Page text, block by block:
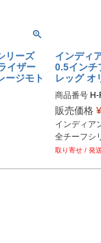
リーズ
イザー
ージモト
インディ
0.5インチ
レッグ オ
商品番号
H-RS-26-
H-RS-26-
H-RS-26-
H-RS-26-
H-RS-26-
H-RS-26-
販売価格 ¥
インディア